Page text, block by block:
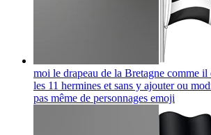
moi le drapeau de la Bretagne comme il
les 11 hermines et sans y ajouter ou
pas même de personnages emoji